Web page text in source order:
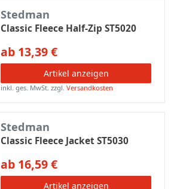
Stedman
Classic Fleece Half-Zip ST5020
ab 13,39 €
Artikel anzeigen
inkl. ges. MwSt. zzgl.Versandkosten
Stedman
Classic Fleece Jacket ST5030
ab 16,59 €
Artikel anzeigen